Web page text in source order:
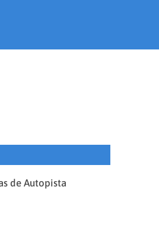
de Autopista